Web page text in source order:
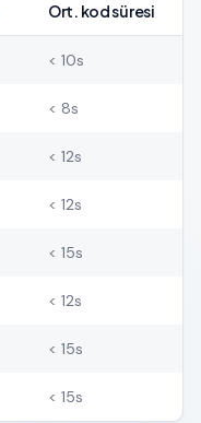
Ort. kod süresi
< 10s
< 8s
< 12s
< 12s
< 15s
< 12s
< 15s
< 15s